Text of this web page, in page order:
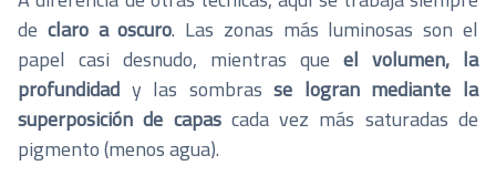
de claro a oscuro. Las zonas más luminosas son el
papel casi desnudo, mientras que el volumen, la
profundidad y las sombrasse logran mediante la
superposición de capascada vez más saturadas de
pigmento (menos agua).